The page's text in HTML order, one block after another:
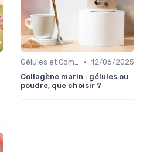
Gélules et Comprimés • 12/06/2025
Collagène marin : gélules ou
poudre, que choisir ?